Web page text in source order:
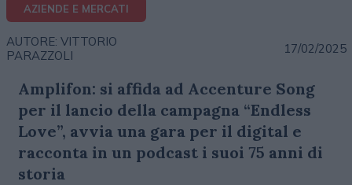
AZIENDE E MERCATI
AUTORE: VITTORIO
PARAZZOLI
17/02/2025
Amplifon: si affida ad Accenture Song
per il lancio della campagna “Endless
Love”, avvia una gara per il digital e
racconta in un podcast i suoi 75 anni di
storia